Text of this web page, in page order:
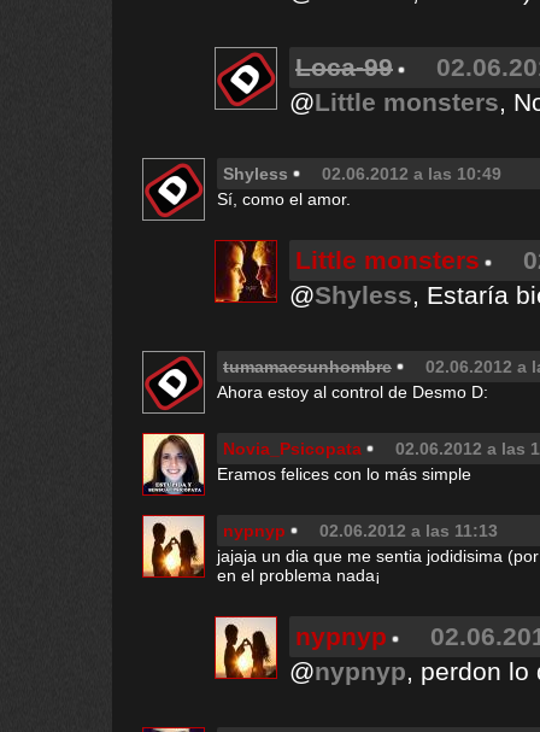
Loca-99
@Little monsters,
Shyless
02.06.2012 a las 10:49
Sí, como el amor.
Little monsters
@Shyless, Estaría
tumamaesunhombre
02.06.2012 a
Ahora estoy al control de Desmo D:
Novia_Psicopata
02.06.2012 a las
Eramos felices con lo más simple
nypnyp
02.06.2012 a las 11:13
jajaja un dia que me sentia jodidisima
en el problema nada¡
nypnyp
@nypnyp, perdon lo